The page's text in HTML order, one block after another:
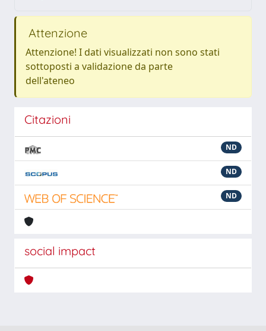
Attenzione
Attenzione! I dati visualizzati non sono stati
sottoposti a validazione da parte
dell'ateneo
Citazioni
ND
ND
ND
social impact